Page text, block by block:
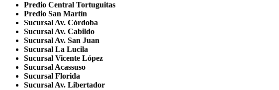
Predio Central Tortuguitas
Predio San Martín
Sucursal Av. Córdoba
Sucursal Av. Cabildo
Sucursal Av. San Juan
Sucursal La Lucila
Sucursal Vicente López
Sucursal Acassuso
Sucursal Florida
Sucursal Av. Libertador